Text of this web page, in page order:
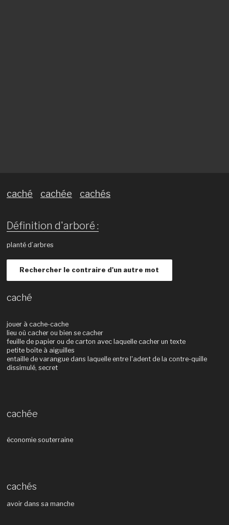
caché cachée cachés
Définition d'arboré :
planté d’arbres
Rechercher le contraire d'un autre mot
caché
jouer à cache-cache
lieu où cacher ou bien se cacher
feuille de papier ou de carton avec laquelle cacher un texte
petite boîte à aiguilles
entaille de varangue dans laquelle entre l'adent de la contre-quille
dissimulé, secret
cachée
économie souterraine
cachés
avoir dans sa manche